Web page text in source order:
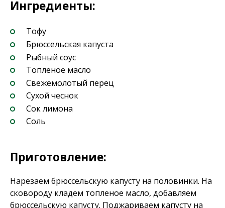
Ингредиенты:
Тофу
Брюссельская капуста
Рыбный соус
Топленое масло
Свежемолотый перец
Сухой чеснок
Сок лимона
Соль
Приготовление:
Нарезаем брюссельскую капусту на половинки. На
сковороду кладем топленое масло, добавляем
брюссельскую капусту. Поджариваем капусту на